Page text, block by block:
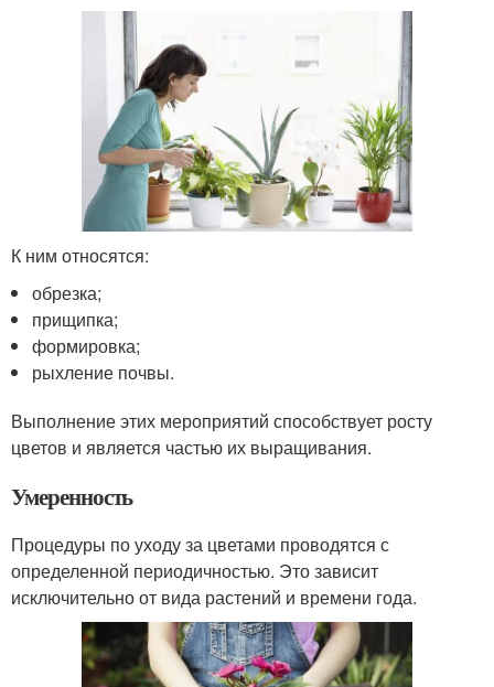
К ним относятся:
обрезка;
прищипка;
формировка;
рыхление почвы.
Выполнение этих мероприятий способствует росту
цветов и является частью их выращивания.
Умеренность
Процедуры по уходу за цветами проводятся с
определенной периодичностью. Это зависит
исключительно от вида растений и времени года.